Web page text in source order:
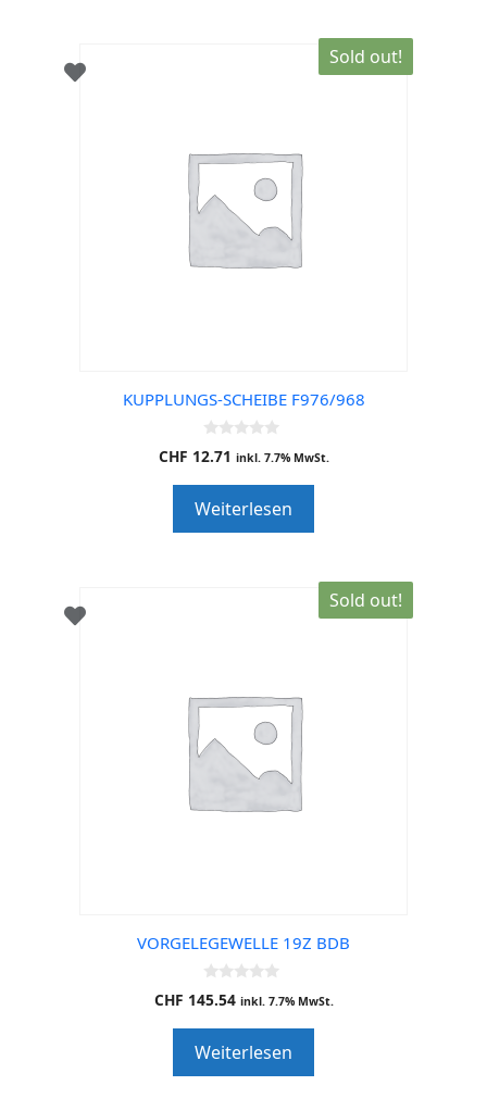
Sold out!
KUPPLUNGS-SCHEIBE F976/968
0
o
o
f
5
CHF 12.71 inkl. 7.7% MwSt.
Weiterlesen
Sold out!
VORGELEGEWELLE 19Z BDB
0
o
o
f
5
CHF 145.54 inkl. 7.7% MwSt.
Weiterlesen